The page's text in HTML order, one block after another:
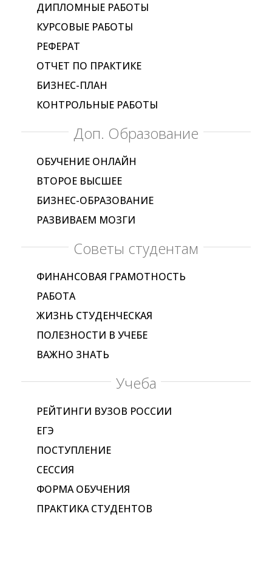
ДИПЛОМНЫЕ РАБОТЫ
КУРСОВЫЕ РАБОТЫ
РЕФЕРАТ
ОТЧЕТ ПО ПРАКТИКЕ
БИЗНЕС-ПЛАН
КОНТРОЛЬНЫЕ РАБОТЫ
Доп. Образование
ОБУЧЕНИЕ ОНЛАЙН
ВТОРОЕ ВЫСШЕЕ
БИЗНЕС-ОБРАЗОВАНИЕ
РАЗВИВАЕМ МОЗГИ
Советы студентам
ФИНАНСОВАЯ ГРАМОТНОСТЬ
РАБОТА
ЖИЗНЬ СТУДЕНЧЕСКАЯ
ПОЛЕЗНОСТИ В УЧЕБЕ
ВАЖНО ЗНАТЬ
Учеба
РЕЙТИНГИ ВУЗОВ РОССИИ
ЕГЭ
ПОСТУПЛЕНИЕ
СЕССИЯ
ФОРМА ОБУЧЕНИЯ
ПРАКТИКА СТУДЕНТОВ